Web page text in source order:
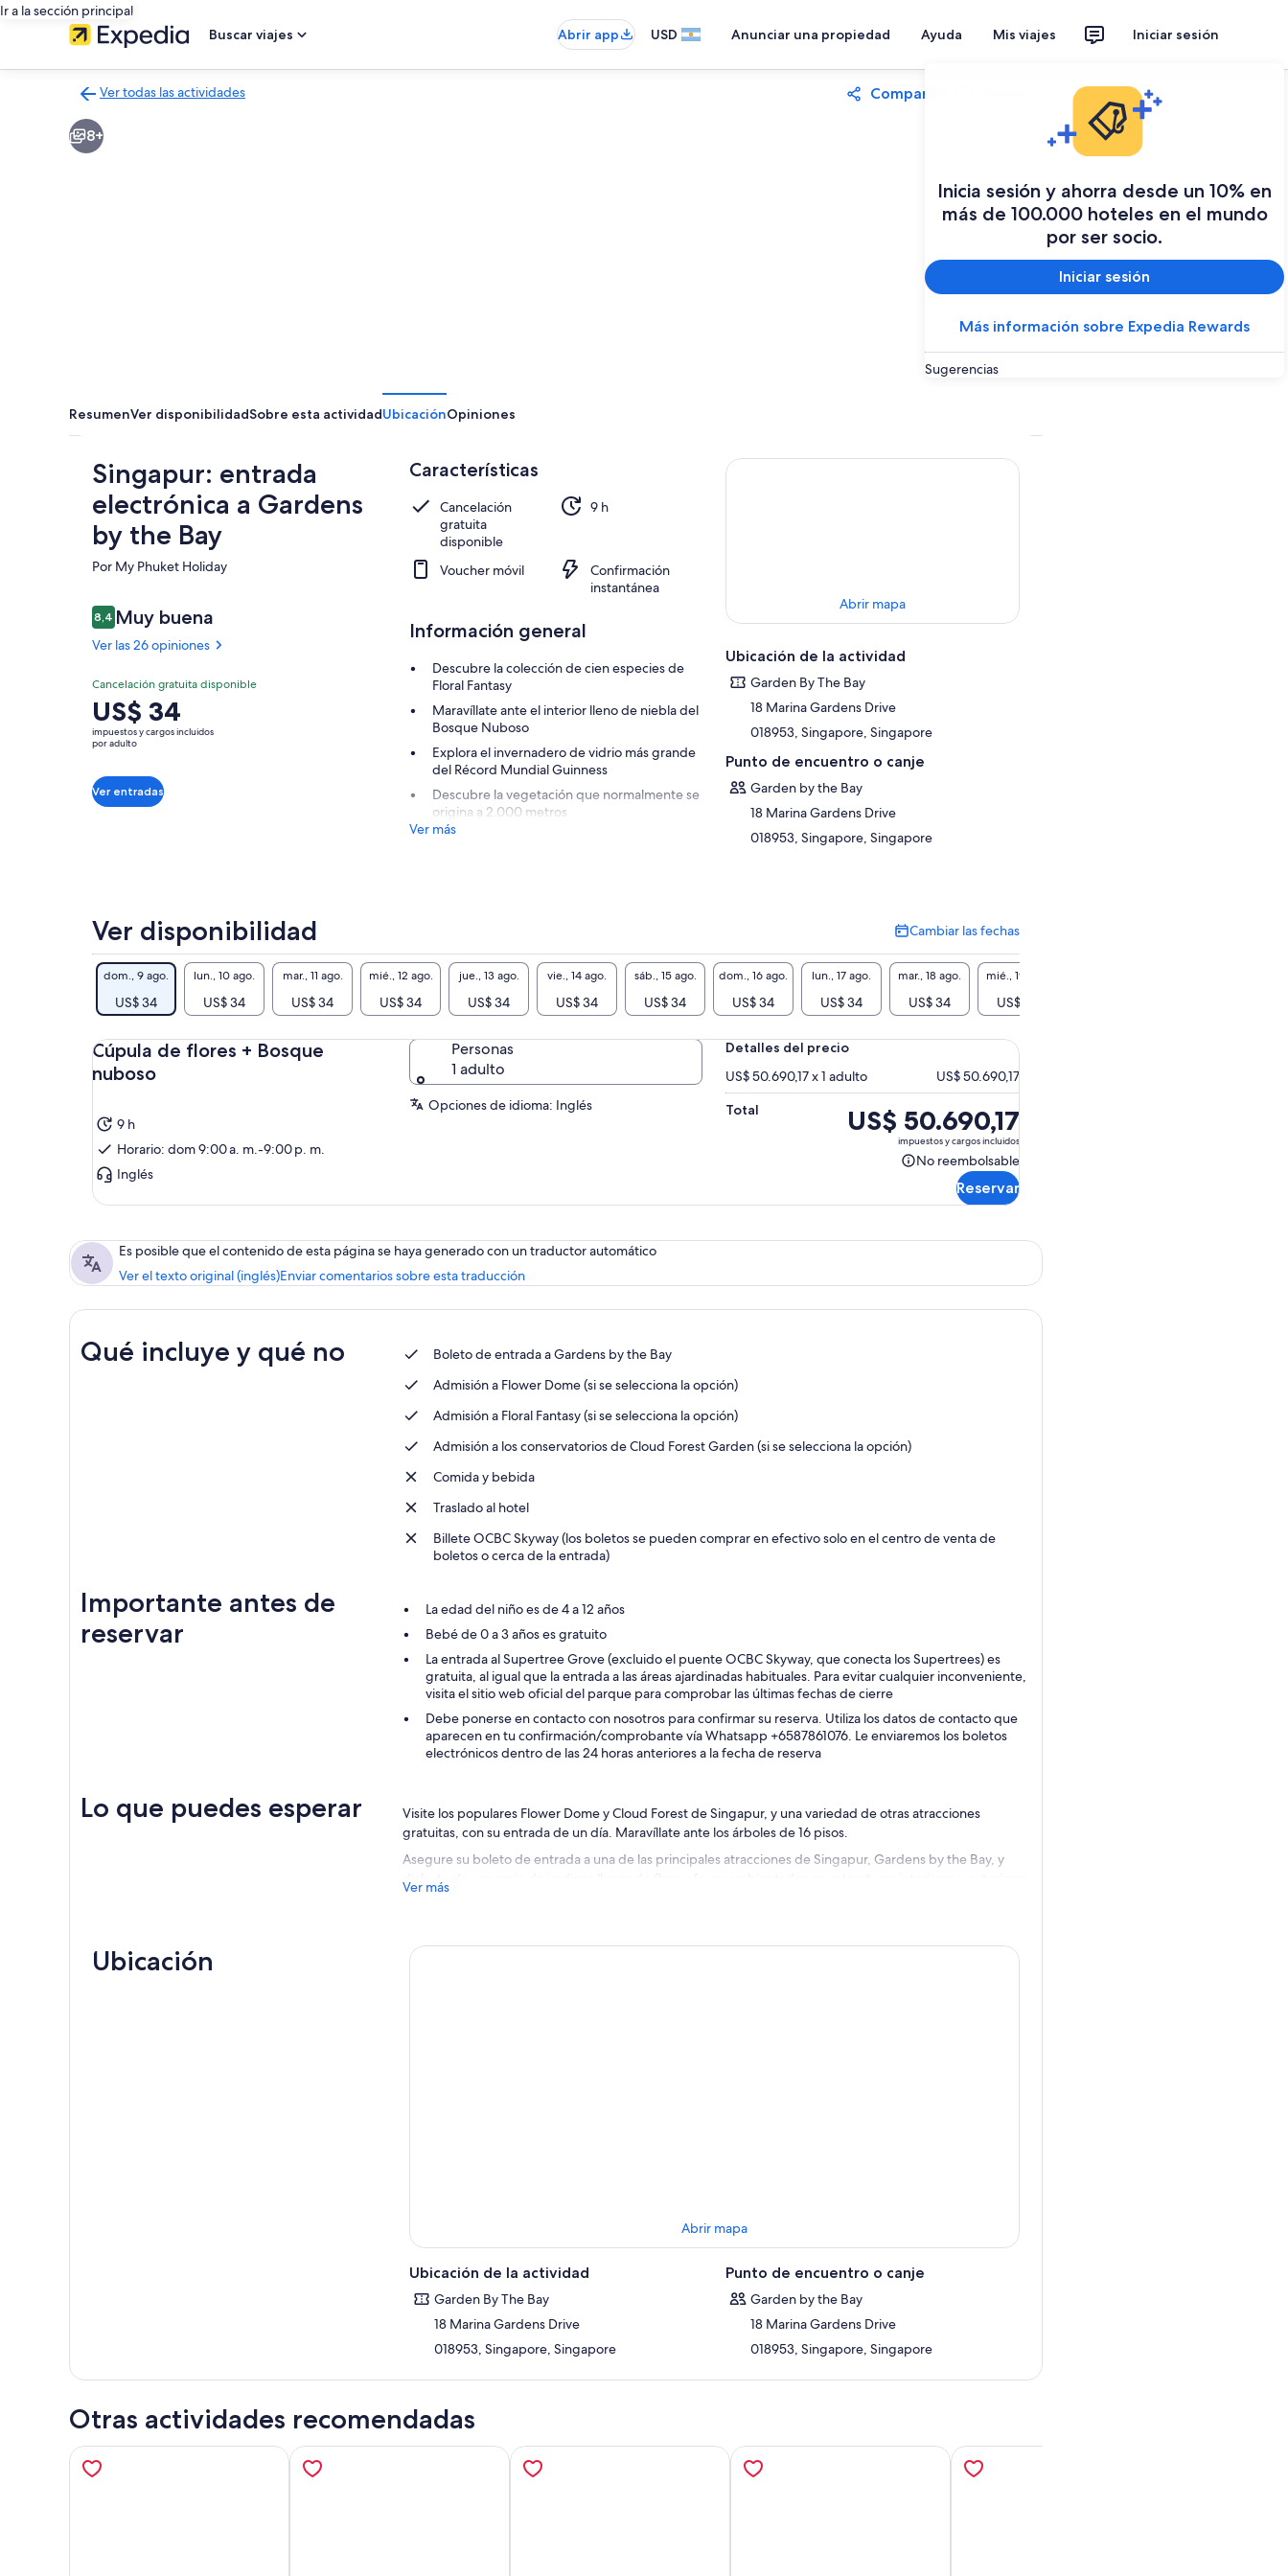
Ir a la sección principal
Buscar viajes
Abrir app USD Anunciar una propiedad Ayuda Mis viajes Iniciar sesión
Inicia sesión y ahorra desde un 10% en
más de 100.000 hoteles en el mundo
por ser socio.
Iniciar sesión
Más información sobre Expedia Rewards
Sugerencias
Ver todas las actividades
a
la
Compartir
8+
ResumenVer disponibilidadSobre esta actividadUbicaciónOpiniones
Singapur: entrada
electrónica a Gardens
by the Bay
Por My Phuket Holiday
Opiniones
8,48,4 de 10
Muy buena
Ver las 26 opiniones
8.4 de 10
Muy
buena
Ver 26
Cancelación gratuita disponible
El
precio
es
US$ 34.
por
US$ 34
impuestos y cargos incluidos
por adulto
Ver entradas
Características
Cancelación
gratuita
disponible
9 h
Voucher móvil
Confirmación
instantánea
Información general
Descubre la colección de cien especies de
Floral Fantasy
Maravíllate ante el interior lleno de niebla del
Bosque Nuboso
Explora el invernadero de vidrio más grande
del Récord Mundial Guinness
Descubre la vegetación que normalmente se
origina a 2.000 metros
Ver más
Abrir mapa
Ubicación de la actividad
Garden By The Bay
18 Marina Gardens Drive
018953, Singapore, Singapore
Punto de encuentro o canje
Garden by the Bay
18 Marina Gardens Drive
018953, Singapore, Singapore
Ver disponibilidad Cambiar las fechas
Cambiar
las
fechas
dom., 9 ago.
US$ 34
lun., 10 ago.
US$ 34
mar., 11 ago.
US$ 34
mié., 12 ago.
US$ 34
jue., 13 ago.
US$ 34
vie., 14 ago.
US$ 34
sáb., 15 ago.
US$ 34
dom., 16 ago.
US$ 34
lun., 17 ago.
US$ 34
mar., 18 ago.
US$ 34
mié., 19 ago.
US$ 34
Cúpula de flores + Bosque
nuboso
9 h
Horario: dom 9:00 a. m.-9:00 p. m.
Inglés
Personas
1 adulto
Opciones de idioma: Inglés
Detalles del precio
US$ 50.690,17 x 1 adulto
US$ 50.690,17
Total
El
precio
US$ 50.690,17
impuestos y cargos incluidos
No reembolsable
No
reembolsableReservar
Es posible que el contenido de esta página se haya generado con un traductor automático
Ver el texto original (inglés)Enviar comentarios sobre esta traducciónSe
en
pestaña
Qué incluye y qué no
Boleto de entrada a Gardens by the Bay
Admisión a Flower Dome (si se selecciona la opción)
Admisión a Floral Fantasy (si se selecciona la opción)
Admisión a los conservatorios de Cloud Forest Garden (si se selecciona la opción)
Comida y bebida
Traslado al hotel
Billete OCBC Skyway (los boletos se pueden comprar en efectivo solo en el centro de venta de
boletos o cerca de la entrada)
Importante antes de
reservar
La edad del niño es de 4 a 12 años
Bebé de 0 a 3 años es gratuito
La entrada al Supertree Grove (excluido el puente OCBC Skyway, que conecta los Supertrees) es
gratuita, al igual que la entrada a las áreas ajardinadas habituales. Para evitar cualquier inconveniente,
visita el sitio web oficial del parque para comprobar las últimas fechas de cierre
Debe ponerse en contacto con nosotros para confirmar su reserva. Utiliza los datos de contacto que
aparecen en tu confirmación/comprobante vía Whatsapp +6587861076. Le enviaremos los boletos
electrónicos dentro de las 24 horas anteriores a la fecha de reserva
Lo que puedes esperar
Visite los populares Flower Dome y Cloud Forest de Singapur, y una variedad de otras atracciones
gratuitas, con su entrada de un día. Maravíllate ante los árboles de 16 pisos.
Asegure su boleto de entrada a una de las principales atracciones de Singapur, Gardens by the Bay, y
disfrute de una serie de jardines llenos de flora y fauna ambientados en estructuras interiores y exteriores
Mediterráneo, Jardín Suculento, Jardín Australiano y más.
Ver más
Ubicación
Abrir mapa
Ubicación de la actividad
Garden By The Bay
18 Marina Gardens Drive
018953, Singapore, Singapore
Punto de encuentro o canje
Garden by the Bay
18 Marina Gardens Drive
018953, Singapore, Singapore
Otras actividades recomendadas